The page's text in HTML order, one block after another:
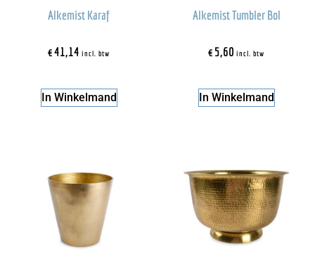
Alkemist Karaf
€41,14 incl. btw
In Winkelmand
Alkemist Tumbler Bol
€5,60 incl. btw
In Winkelmand